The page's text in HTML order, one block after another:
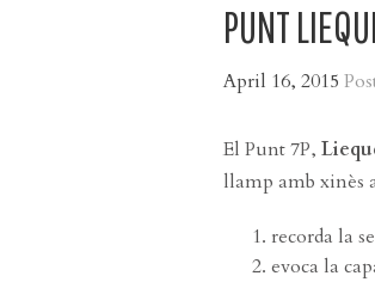
PUNT
April 16, 2015
El Punt 7P,
llamp amb xinès
recorda la
evoca la